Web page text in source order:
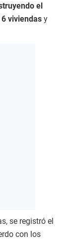
el
6 viviendas y
se registró el
con los